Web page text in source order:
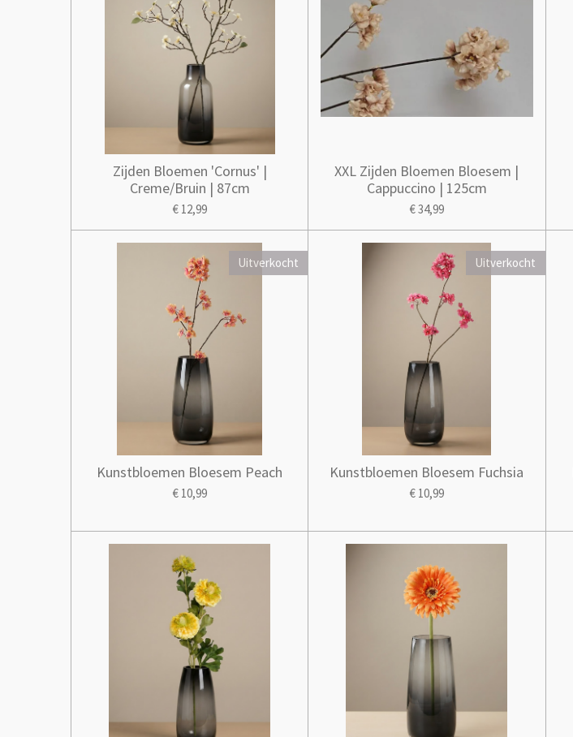
Zijden Bloemen 'Cornus' |
Creme/Bruin | 87cm
€ 12,99
XXL Zijden Bloemen Bloesem |
Cappuccino | 125cm
€ 34,99
Uitverkocht
Kunstbloemen Bloesem Peach
€ 10,99
Uitverkocht
Kunstbloemen Bloesem Fuchsia
€ 10,99